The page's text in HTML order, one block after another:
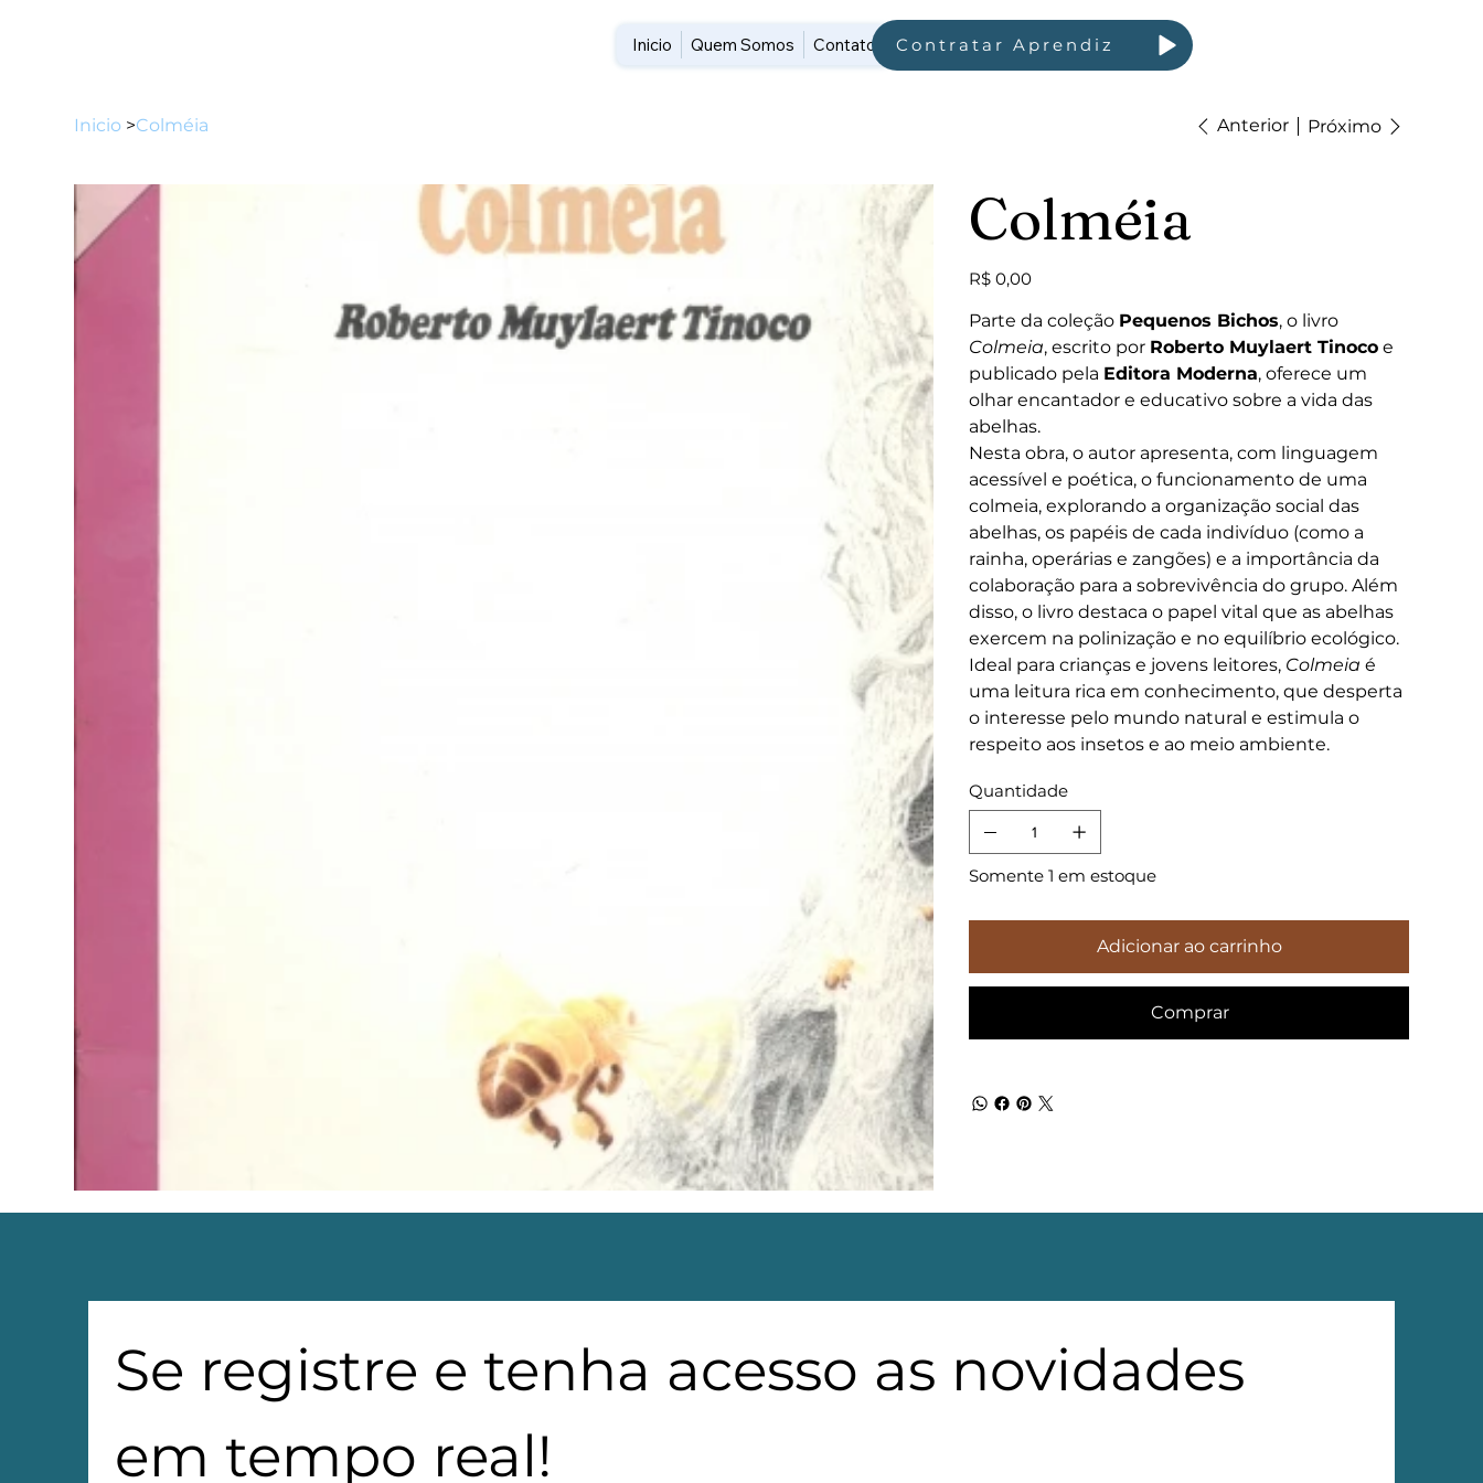
Inicio Quem Somos Contato Contratar Aprendiz
Inicio >Colméia Anterior Próximo
Colméia
Preço
R$ 0,00
Parte da coleção Pequenos Bichos, o livro
Colmeia, escrito por Roberto Muylaert Tinocoe
publicado pela Editora Moderna, oferece um
olhar encantador e educativo sobre a vida das
abelhas.
Nesta obra, o autor apresenta, com linguagem
acessível e poética, o funcionamento de uma
colmeia, explorando a organização social das
abelhas, os papéis de cada indivíduo (como a
rainha, operárias e zangões) e a importância da
colaboração para a sobrevivência do grupo. Além
disso, o livro destaca o papel vital que as abelhas
exercem na polinização e no equilíbrio ecológico.
Ideal para crianças e jovens leitores, Colmeia é
uma leitura rica em conhecimento, que desperta
o interesse pelo mundo natural e estimula o
respeito aos insetos e ao meio ambiente.
Quantidade
Somente 1 em estoque
Adicionar ao carrinho
Comprar
Se registre e tenha acesso as novidades
em tempo real!